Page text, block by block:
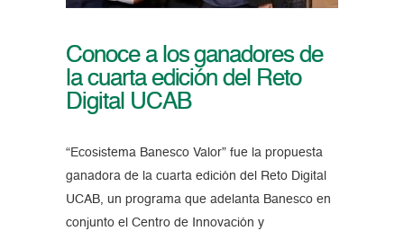
Conoce a los ganadores de
la cuarta edición del Reto
Digital UCAB
“Ecosistema Banesco Valor” fue la propuesta
ganadora de la cuarta edición del Reto Digital
UCAB, un programa que adelanta Banesco en
conjunto el Centro de Innovación y